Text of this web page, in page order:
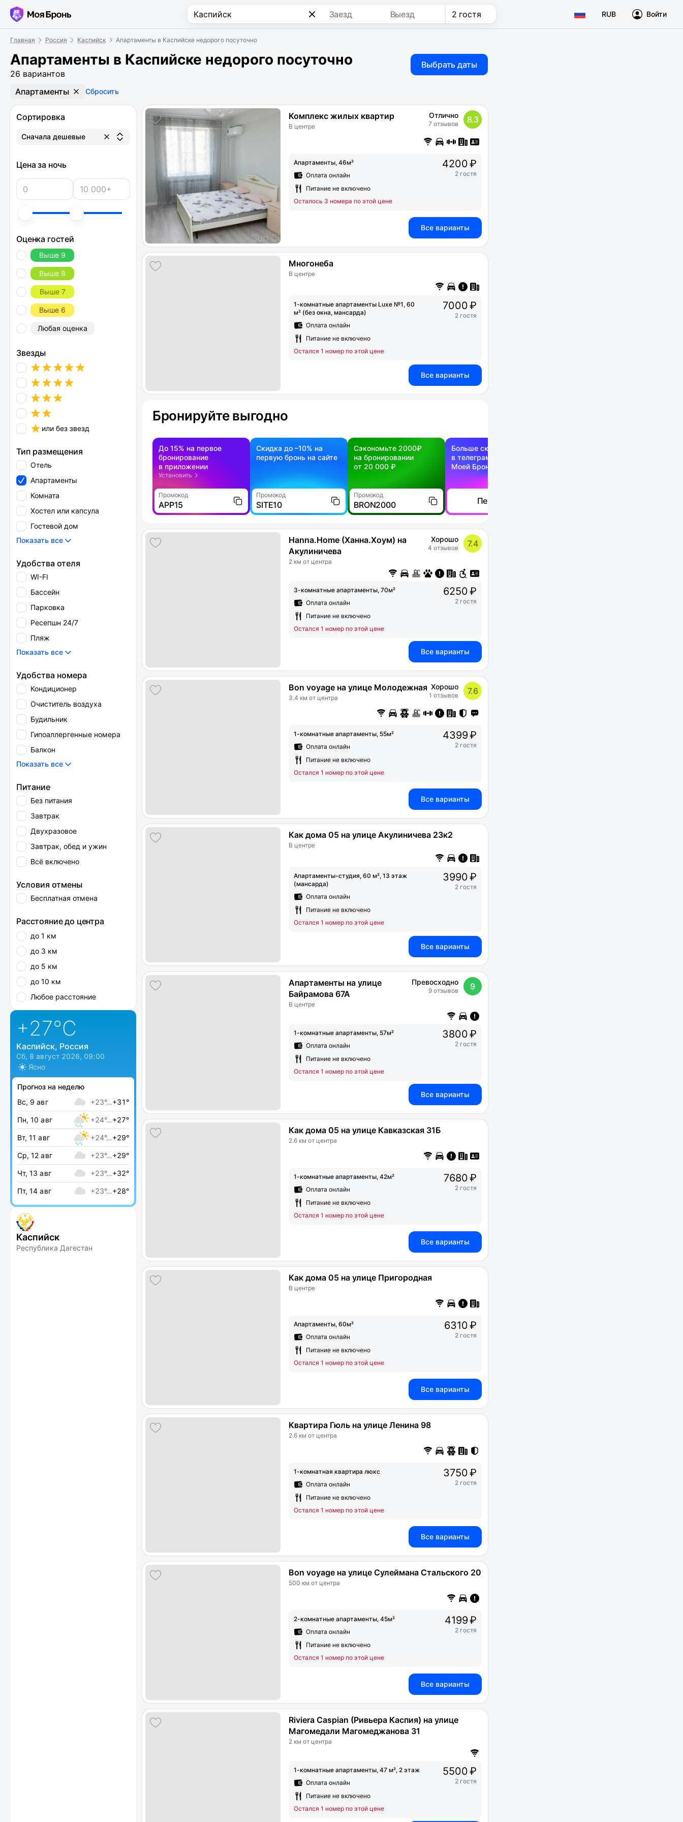
Заезд Выезд 2 гостя RUB Войти
Главная Россия Каспийск Апартаменты в Каспийске недорого посуточно
Апартаменты в Каспийске недорого посуточно
26 вариантов
Выбрать даты
Апартаменты Сбросить
Сортировка
Сначала дешевые
Цена за ночь
Оценка гостей
Выше 9
Выше 8
Выше 7
Выше 6
Любая оценка
Звезды
или без звезд
Тип размещения
Отель
Апартаменты
Комната
Хостел или капсула
Гостевой дом
Показать все
Удобства отеля
WI-FI
Бассейн
Парковка
Ресепшн 24/7
Пляж
Показать все
Удобства номера
Кондиционер
Очиститель воздуха
Будильник
Гипоаллергенные номера
Балкон
Показать все
Питание
Без питания
Завтрак
Двухразовое
Завтрак, обед и ужин
Всё включено
Условия отмены
Бесплатная отмена
Расстояние до центра
до 1 км
до 3 км
до 5 км
до 10 км
Любое расстояние
+27°C
Каспийск, Россия
Сб, 8 август 2026, 09:00
Ясно
Прогноз на неделю
Вс, 9 авг
+23°…+31°
Пн, 10 авг +24°…+27°
Вт, 11 авг +24°…+29°
Ср, 12 авг +23°…+29°
Чт, 13 авг +23°…+32°
Пт, 14 авг +23°…+28°
Каспийск
Республика Дагестан
Комплекс жилых квартир
В центре
Отлично
7 отзывов 8.3
Апартаменты, 46м²
Оплата онлайн
Питание не включено
Осталось 3 номера по этой цене
4200 ₽
2 гостя
Все варианты
Многонеба
В центре
1-комнатные апартаменты Luxe №1, 60
м² (без окна, мансарда)
Оплата онлайн
Питание не включено
Остался 1 номер по этой цене
7000 ₽
2 гостя
Все варианты
Бронируйте выгодно
До 15% на первое
бронирование
в приложении
Установить
Промокод
APP15
Скидка до –10% на
первую бронь на сайте
Промокод
SITE10
Сэкономьте 2000₽
на бронировании
от 20 000 ₽
Промокод
BRON2000
Больше скидок —
в телеграм-канале
Моей Брони
Перейти
Hanna.Home (Ханна.Хоум) на
Акулиничева
2 км от центра
Хорошо
4 отзывов 7.4
3-комнатные апартаменты, 70м²
Оплата онлайн
Питание не включено
Остался 1 номер по этой цене
6250 ₽
2 гостя
Все варианты
Bon voyage на улице Молодежная
3.4 км от центра
Хорошо
1 отзывов 7.6
1-комнатные апартаменты, 55м²
Оплата онлайн
Питание не включено
Остался 1 номер по этой цене
4399 ₽
2 гостя
Все варианты
Как дома 05 на улице Акулиничева 23к2
В центре
Апартаменты-студия, 60 м², 13 этаж
(мансарда)
Оплата онлайн
Питание не включено
Остался 1 номер по этой цене
3990 ₽
2 гостя
Все варианты
Апартаменты на улице
Байрамова 67А
В центре
Превосходно
9 отзывов 9
1-комнатные апартаменты, 57м²
Оплата онлайн
Питание не включено
Остался 1 номер по этой цене
3800 ₽
2 гостя
Все варианты
Как дома 05 на улице Кавказская 31Б
2.6 км от центра
1-комнатные апартаменты, 42м²
Оплата онлайн
Питание не включено
Остался 1 номер по этой цене
7680 ₽
2 гостя
Все варианты
Как дома 05 на улице Пригородная
В центре
Апартаменты, 60м²
Оплата онлайн
Питание не включено
Остался 1 номер по этой цене
6310 ₽
2 гостя
Все варианты
Квартира Гюль на улице Ленина 98
2.6 км от центра
1-комнатная квартира люкс
Оплата онлайн
Питание не включено
Остался 1 номер по этой цене
3750 ₽
2 гостя
Все варианты
Bon voyage на улице Сулеймана Стальского 20
500 км от центра
2-комнатные апартаменты, 45м²
Оплата онлайн
Питание не включено
Остался 1 номер по этой цене
4199 ₽
2 гостя
Все варианты
Riviera Caspian (Ривьера Каспия) на улице
Магомедали Магомеджановa 31
2 км от центра
1-комнатные апартаменты, 47 м², 2 этаж
Оплата онлайн
Питание не включено
Остался 1 номер по этой цене
5500 ₽
2 гостя